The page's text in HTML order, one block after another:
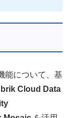
能について、基
Cloud Data